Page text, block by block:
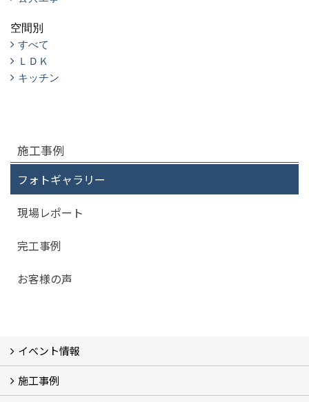
空間別
すべて
ＬＤＫ
キッチン
施工事例
フォトギャラリー
現場レポート
完工事例
お客様の声
イベント情報
イベント予告
過去のイベント
施工事例